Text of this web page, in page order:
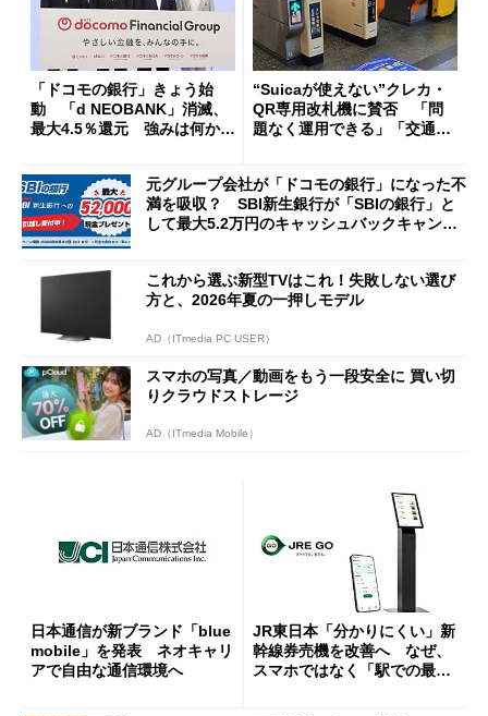
「ドコモの銀行」きょう始
動 「d NEOBANK」消滅、
最大4.5％還元 強みは何か解
“Suicaが使えない”クレカ・
QR専用改札機に賛否 「問
題なく運用できる」「交通系I
元グループ会社が「ドコモの銀行」になった不
満を吸収？ SBI新生銀行が「SBIの銀行」と
して最大5.2万円のキャッシュバックキャンペ
これから選ぶ新型TVはこれ！失敗しない選び
方と、2026年夏の一押しモデル
AD（ITmedia PC USER）
スマホの写真／動画をもう一段安全に 買い切
りクラウドストレージ
AD（ITmedia Mobile）
日本通信が新ブランド「blue
mobile」を発表 ネオキャリ
アで自由な通信環境へ
JR東日本「分かりにくい」新
幹線券売機を改善へ なぜ、
スマホではなく「駅での最短